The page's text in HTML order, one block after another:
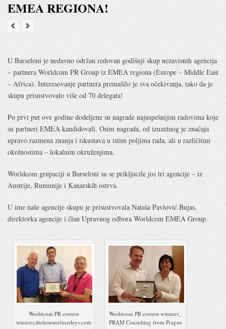
EMEA REGIONA!
U Barseloni je nedavno održan redovan godišnji skup nezavisnih agencija
– partnera Worldcom PR Group iz EMEA regiona (Europe – Middle East
– Africa). Interesovanje partnera premašilo je sva očekivanja, tako da je
skupu prisustvovalo više od 70 delegata!
Po prvi put ove godine dodeljene su nagrade najuspešnijim radovima koje
su partneri EMEA kandidovali. Osim nagrada, od izuzetnog je značaja
upravo razmena znanja i iskustava u istim poljima rada, ali u različitim
okolnostima – lokalnim okruženjima.
Worldcom grupaciji u Barseloni su se prikljucile jos tri agencije – iz
Austrije, Rumunije i Kanarskih ostrva.
U ime naše agencije skupu je prisustvovala Nataša Pavlović Bujas,
direktorka agencije i član Upravnog odbora Worldcom EMEA Group.
Worldcom PR contest
winners,thehouseofmarleys.com
Worldcom PR contest winners_
PRAM Consulting from Prague